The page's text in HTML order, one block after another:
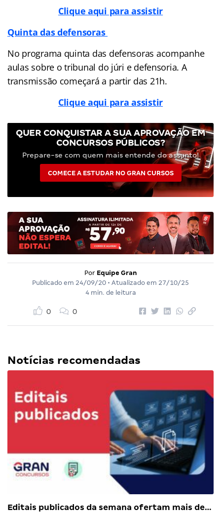
Clique aqui para assistir
Quinta das defensoras
No programa quinta das defensoras acompanhe
aulas sobre o tribunal do júri e defensoria. A
transmissão começará a partir das 21h.
Clique aqui para assistir
QUER CONQUISTAR A SUA APROVAÇÃO EM
CONCURSOS PÚBLICOS?
Prepare-se com quem mais entende do assunto!
COMECE A ESTUDAR NO GRAN CURSOS
Por Equipe Gran
Publicado em 24/09/20 • Atualizado em 27/10/25
4 min. de leitura
0 0
Notícias recomendadas
Editais publicados da semana ofertam mais de…